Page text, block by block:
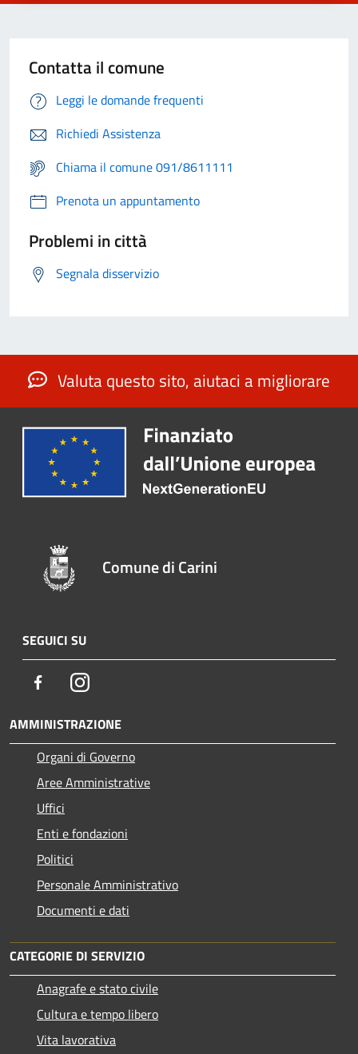
Contatta il comune
Leggi le domande frequenti
Richiedi Assistenza
Chiama il comune 091/8611111
Prenota un appuntamento
Problemi in città
Segnala disservizio
Valuta questo sito, aiutaci a migliorare
Comune di Carini
SEGUICI SU
FacebookInstagram
AMMINISTRAZIONE
Organi di Governo
Aree Amministrative
Uffici
Enti e fondazioni
Politici
Personale Amministrativo
Documenti e dati
CATEGORIE DI SERVIZIO
Anagrafe e stato civile
Cultura e tempo libero
Vita lavorativa